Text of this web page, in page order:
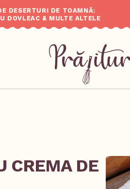
DESERTURI DE TOAMNĂ:
DOVLEAC & MULTE ALTELE
CREMA DE